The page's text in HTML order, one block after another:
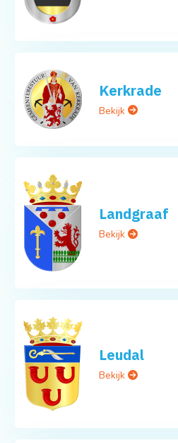
Kerkrade
Bekijk
Landgraaf
Bekijk
Leudal
Bekijk